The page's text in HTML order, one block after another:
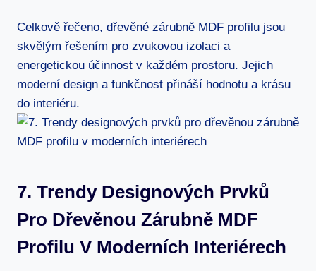
Celkově řečeno, dřevěné zárubně MDF profilu jsou
skvělým řešením pro zvukovou izolaci a
energetickou účinnost v každém prostoru. Jejich
moderní design a funkčnost přináší hodnotu a krásu
do interiéru.
7. Trendy Designových Prvků
Pro Dřevěnou Zárubně MDF
Profilu V Moderních Interiérech